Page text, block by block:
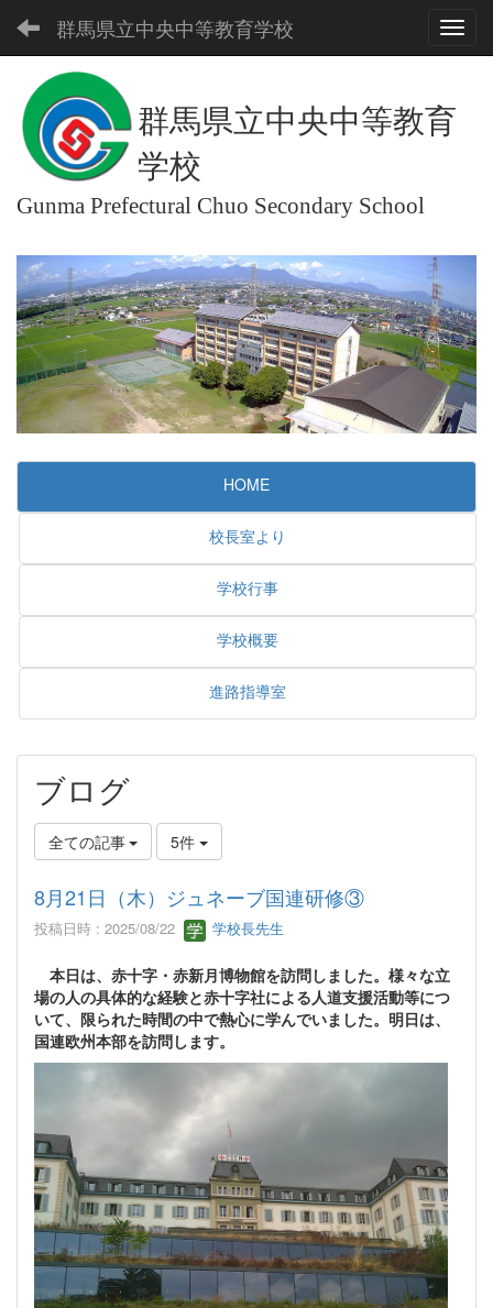
群馬県立中央中等教育学校
群馬県立中央中等教育
学校
Gunma Prefectural Chuo Secondary School
HOME
校長室より
学校行事
学校概要
進路指導室
ブログ
全ての記事 5件
8月21日（木）ジュネーブ国連研修③
投稿日時 : 2025/08/22 学校長先生
本日は、赤十字・赤新月博物館を訪問しました。様々な立
場の人の具体的な経験と赤十字社による人道支援活動等につ
いて、限られた時間の中で熱心に学んでいました。明日は、
国連欧州本部を訪問します。